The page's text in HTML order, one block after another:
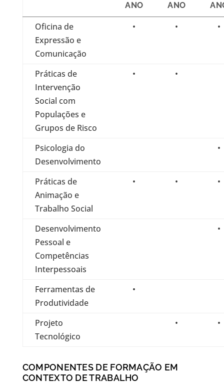
ANO
ANO
Oficina de
Expressão e
Comunicação
• • •
Práticas de
Intervenção
Social com
Populações e
Grupos de Risco
• •
Psicologia do
Desenvolvimento
•
Práticas de
Animação e
Trabalho Social
• • •
Desenvolvimento
Pessoal e
Competências
Interpessoais
•
Ferramentas de
Produtividade
•
Projeto
Tecnológico
• •
COMPONENTES DE FORMAÇÃO EM
CONTEXTO DE TRABALHO